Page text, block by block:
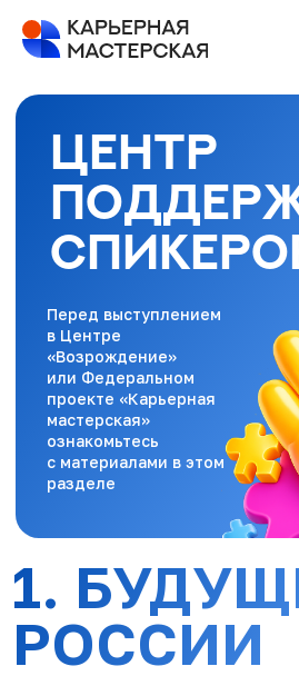
ЦЕНТР
ПОДДЕРЖКИ
СПИКЕРОВ
Перед выступлением
в Центре
«Возрождение»
или Федеральном
ознакомьтесь
с материалами в этом
разделе
1. БУДУЩЕЕ В
РОССИИ